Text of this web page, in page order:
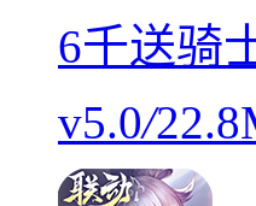
6千送骑
v5.0/